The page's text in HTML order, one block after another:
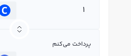
پرداخت می‌کنم